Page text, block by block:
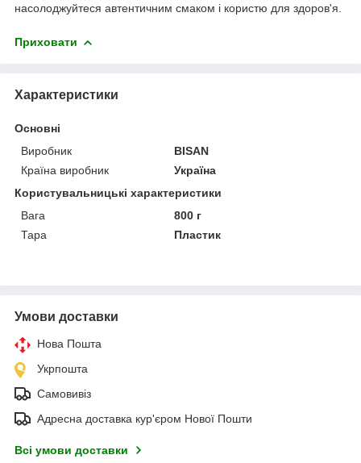
насолоджуйтеся автентичним смаком і користю для здоров'я.
Приховати
Характеристики
Основні
Виробник
BISAN
Країна виробник
Україна
Користувальницькі характеристики
Вага
800 г
Тара
Пластик
Умови доставки
Нова Пошта
Укрпошта
Самовивіз
Адресна доставка кур'єром Нової Пошти
Всі умови доставки